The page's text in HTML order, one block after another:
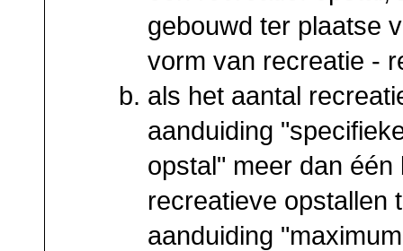
gebouwd ter plaatse
vorm van recreatie -
als het aantal
aanduiding
opstal" meer dan
recreatieve opstallen
aanduiding